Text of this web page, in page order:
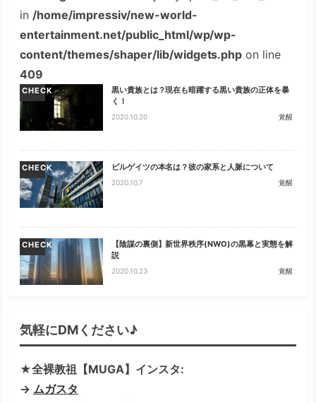
in /home/impressiv/new-world-
entertainment.net/public_html/wp/wp-
content/themes/shaper/lib/widgets.php on line
409
CHECK
黒い貴族とは？現在も暗躍する黒い貴族の正体を暴
く！
2020.10.20 覚醒
CHECK ビルゲイツの本名は？彼の家系と人脈について
2020.10.7 覚醒
CHECK
【陰謀の裏側】新世界秩序(NWO)の黒幕と実態を解
説
2020.10.23 覚醒
気軽にDMください♪
★全裸教祖【MUGA】インスタ:
→ ムガスタ